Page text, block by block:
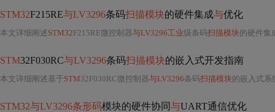
STM32F215RE与LV3296条码扫描模块的硬件集成与优化
本文详细阐述STM32F215RE微控制器与LV3296工业级条码扫描模块的硬件集成方案，涵盖UART接口设计、电平
STM32F030RC与LV3296条码扫描模块的嵌入式开发指南
本文详细阐述基于STM32F030RC微控制器与LV3296条码扫描模块的嵌入式系统
STM32与LV3296条形码模块的硬件协同与UART通信优化